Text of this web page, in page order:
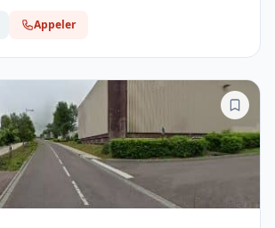
Appeler